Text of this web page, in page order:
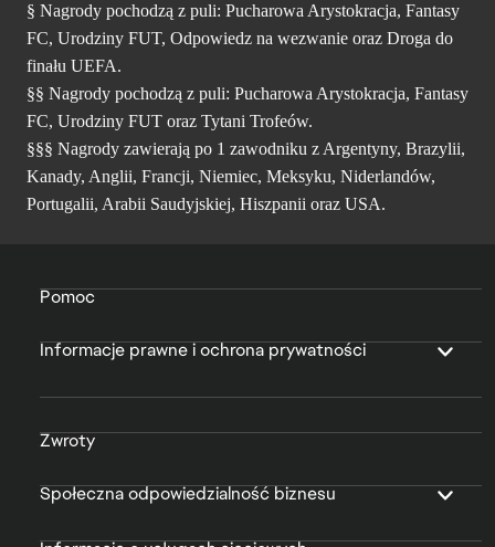
§ Nagrody pochodzą z puli: Pucharowa Arystokracja, Fantasy
FC, Urodziny FUT, Odpowiedz na wezwanie oraz Droga do
finału UEFA.
§§ Nagrody pochodzą z puli: Pucharowa Arystokracja, Fantasy
FC, Urodziny FUT oraz Tytani Trofeów.
§§§ Nagrody zawierają po 1 zawodniku z Argentyny, Brazylii,
Kanady, Anglii, Francji, Niemiec, Meksyku, Niderlandów,
Portugalii, Arabii Saudyjskiej, Hiszpanii oraz USA.
Pomoc
Informacje prawne i ochrona prywatności
Zwroty
Społeczna odpowiedzialność biznesu